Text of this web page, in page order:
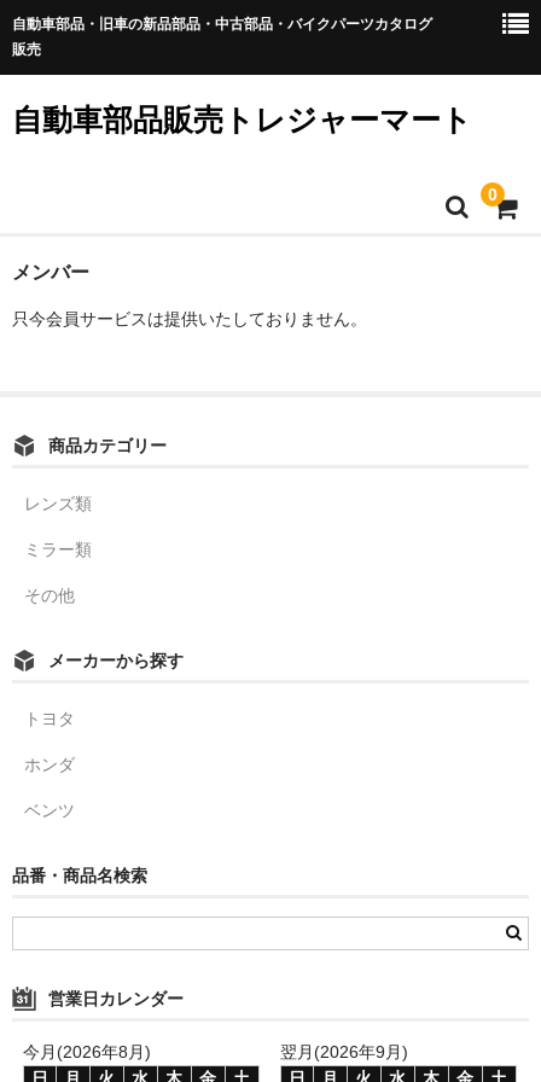
自動車部品・旧車の新品部品・中古部品・バイクパーツカタログ
販売
自動車部品販売トレジャーマート
0
ホーム
初めての方
メンバー
只今会員サービスは提供いたしておりません。
商品カテゴリー
レンズ類
ミラー類
その他
メーカーから探す
トヨタ
ホンダ
ベンツ
品番・商品名検索
営業日カレンダー
今月(2026年8月)
翌月(2026年9月)